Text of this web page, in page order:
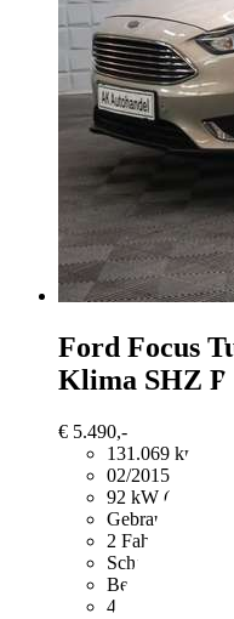
Ford Focus
Klima SHZ
€ 5.490,-
131.069 km
02/2015
92 kW (125 PS)
Gebraucht
2 Fahrzeughalter
Schaltgetriebe
Benzin
4,8 l/100 km